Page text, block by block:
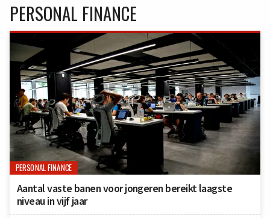
PERSONAL FINANCE
PERSONAL FINANCE
Aantal vaste banen voor jongeren bereikt laagste
niveau in vijf jaar